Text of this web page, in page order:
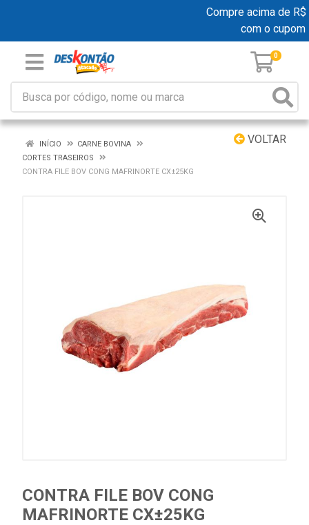
Compre acima de
com o cupom
0
VOLTAR
INÍCIO
CARNE BOVINA
CORTES TRASEIROS
CONTRA FILE BOV CONG MAFRINORTE CX±25KG
CONTRA FILE BOV CONG
MAFRINORTE CX±25KG